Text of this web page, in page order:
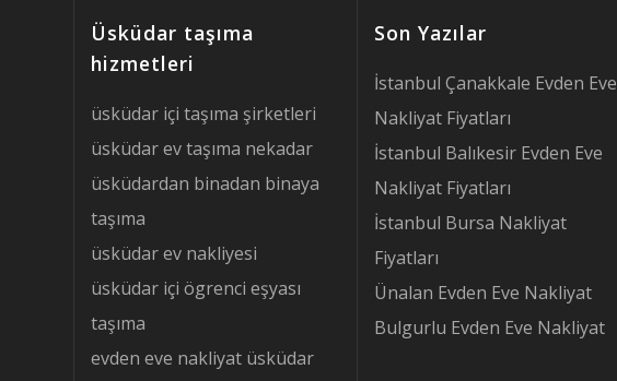
Üsküdar taşıma
hizmetleri
üsküdar içi taşıma şirketleri
üsküdar ev taşıma nekadar
üsküdardan binadan binaya
taşıma
üsküdar ev nakliyesi
üsküdar içi ögrenci eşyası
taşıma
evden eve nakliyat üsküdar
Son Yazılar
İstanbul Çanakkale Evden Eve
Nakliyat Fiyatları
İstanbul Balıkesir Evden Eve
Nakliyat Fiyatları
İstanbul Bursa Nakliyat
Fiyatları
Ünalan Evden Eve Nakliyat
Bulgurlu Evden Eve Nakliyat